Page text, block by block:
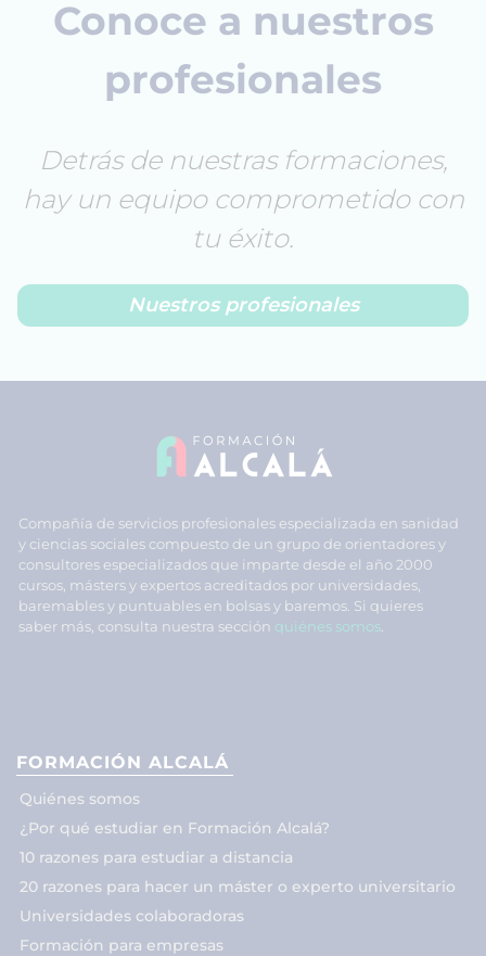
Conoce a nuestros
profesionales
Detrás de nuestras formaciones,
hay un equipo comprometido con
tu éxito.
Nuestros profesionales
Compañía de servicios profesionales especializada en sanidad
y ciencias sociales compuesto de un grupo de orientadores y
consultores especializados que imparte desde el año 2000
cursos, másters y expertos acreditados por universidades,
baremables y puntuables en bolsas y baremos. Si quieres
saber más, consulta nuestra sección quiénes somos
FORMACIÓN ALCALÁ
Quiénes somos
¿Por qué estudiar en Formación Alcalá?
10 razones para estudiar a distancia
20 razones para hacer un máster o experto universitario
Universidades colaboradoras
Formación para empresas